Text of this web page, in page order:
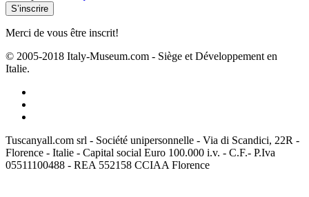
Merci de vous être inscrit!
© 2005-2018 Italy-Museum.com - Siège et Développement en
Italie.
Tuscanyall.com srl - Société unipersonnelle - Via di Scandici, 22R -
Florence - Italie - Capital social Euro 100.000 i.v. - C.F.- P.Iva
05511100488 - REA 552158 CCIAA Florence